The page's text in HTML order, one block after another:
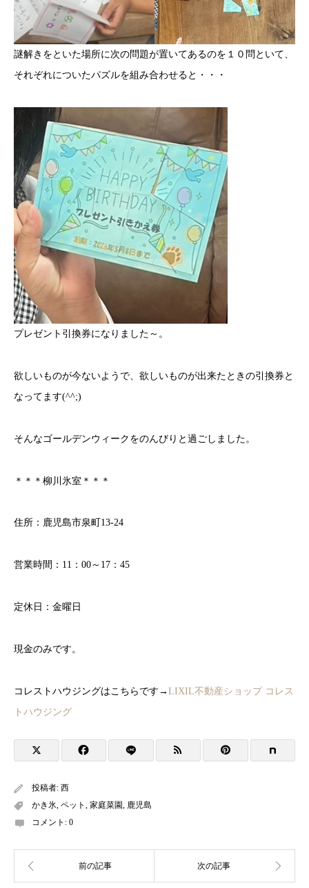
謎解きをといた場所に次の問題が置いてあるのを１０問といて、
それぞれについたパズルを組み合わせると・・・
プレゼント引換券になりました～。
欲しいものが今ないようで、欲しいものが出来たときの引換券と
なってます(^^;)
そんなゴールデンウィークをのんびりと過ごしました。
＊＊＊柳川氷室＊＊＊
住所：鹿児島市泉町13-24
営業時間：11：00～17：45
定休日：金曜日
現金のみです。
コレストハウジングはこちらです→ LIXIL不動産ショップ コレス
トハウジング
投稿者: 西
かき氷 ペット 家庭菜園
鹿児島
コメント: 0